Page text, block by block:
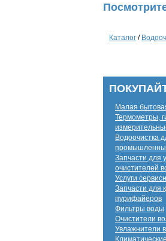
Каталог /
Малая
Термометры,
Водоочистка
Запчасти для
очистителей
Услуги
Запчасти для
пурифайеров
Фильтры воды
Очистители
Увлажнители